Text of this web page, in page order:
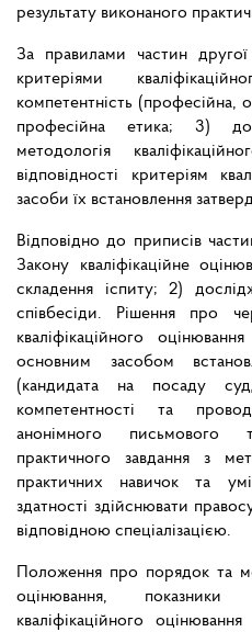
результату виконаного
За правилами частин
критеріями
компетентність (професійна,
професійна етика; 3)
методологія
відповідності критеріям
засоби їх встановлення
Відповідно до приписів
Закону кваліфікаційне
складення іспиту; 2)
співбесіди. Рішення про
кваліфікаційного
основним засобом
(кандидата на посаду
компетентності та
анонімного письмового
практичного завдання з
практичних навичок та
здатності здійснювати
відповідною спеціалізацією.
Положення про порядок та
оцінювання, показники
кваліфікаційного